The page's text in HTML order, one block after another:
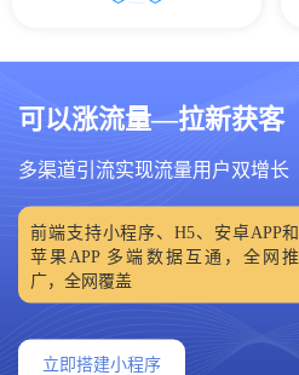
可以涨流量—拉新获客
多渠道引流实现流量用户双增长
前端支持小程序、H5、安卓APP和
苹果APP 多端数据互通，全网推
广，全网覆盖
立即搭建小程序